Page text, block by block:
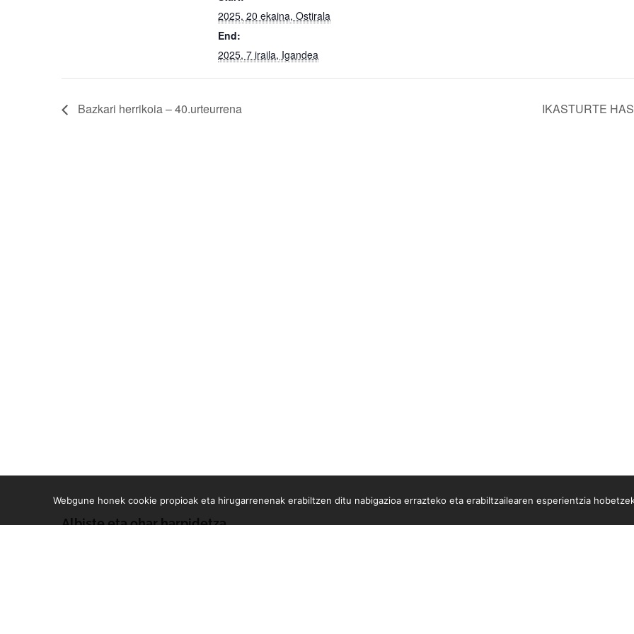
2025, 20 ekaina, Ostirala
End:
2025, 7 iraila, Igandea
Bazkari herrikoia – 40.urteurrena IKASTURTE
Albiste eta ohar harpidetza
Webgune honek cookie propioak eta hirugarrenenak erabiltzen ditu nabigazioa errazteko eta erabiltzailearen esperientzia